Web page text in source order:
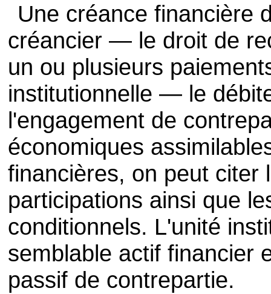
Une créance financière
créancier — le droit de
un ou plusieurs
institutionnelle — le
l'engagement de
économiques
financières, on peut citer
participations ainsi que
conditionnels. L'unité
semblable actif financier
passif de contrepartie.